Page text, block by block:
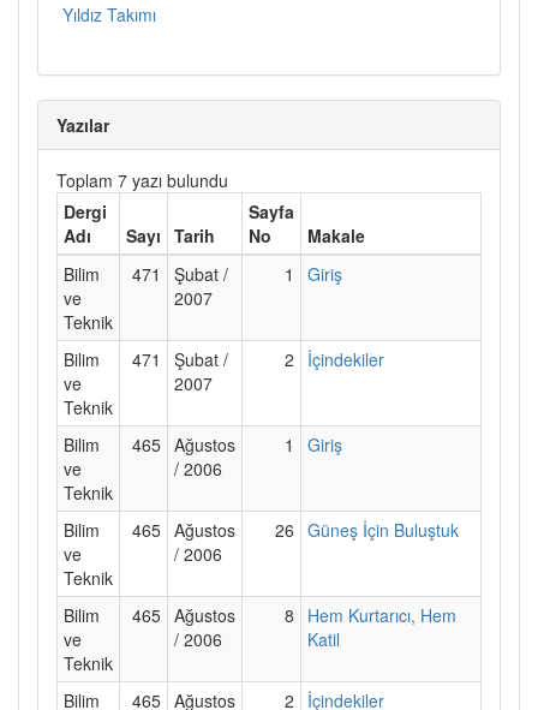
Yıldız Takımı
Yazılar
Toplam 7 yazı bulundu
Dergi
Adı
Sayı Tarih
Sayfa
No
Makale
Bilim
ve
Teknik
471
Şubat /
2007
1 Giriş
Bilim
ve
Teknik
471
Şubat /
2007
2 İçindekiler
Bilim
ve
Teknik
465 Ağustos
/ 2006
1 Giriş
Bilim
ve
Teknik
465 Ağustos
/ 2006
26 Güneş İçin Buluştuk
Bilim
ve
Teknik
465 Ağustos
/ 2006
8
Hem Kurtarıcı, Hem
Katil
Bilim 465 Ağustos 2 İçindekiler